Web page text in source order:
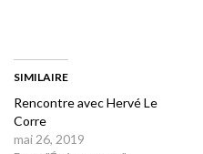
SIMILAIRE
Rencontre avec Hervé Le
Corre
mai 26, 2019